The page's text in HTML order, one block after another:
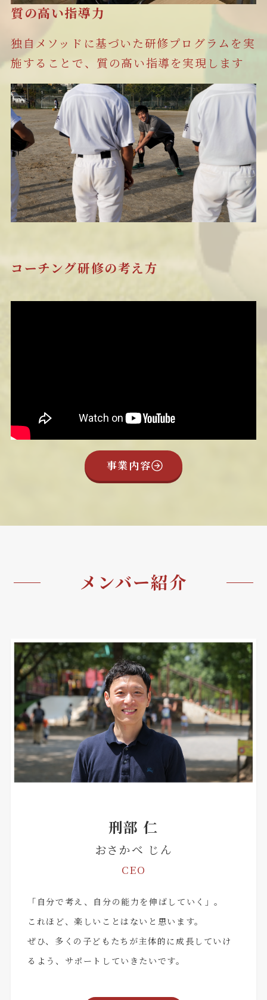
質の高い指導力
独自メソッドに基づいた研修プログラムを実
施することで、質の高い指導を実現します
コーチング研修の考え方
事業内容
メンバー紹介
刑部 仁
おさかべ じん
CEO
「自分で考え、自分の能力を伸ばしていく」。
これほど、楽しいことはないと思います。
ぜひ、多くの子どもたちが主体的に成長していけ
るよう、サポートしていきたいです。